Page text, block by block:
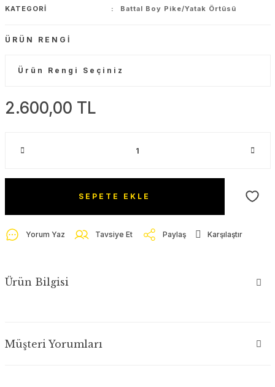
KATEGORI
Battal Boy Pike/Yatak Örtüsü
ÜRÜN RENGI
2.600,00 TL
SEPETE EKLE
Yorum Yaz Tavsiye Et Paylaş Karşılaştır
Ürün Bilgisi
Müşteri Yorumları